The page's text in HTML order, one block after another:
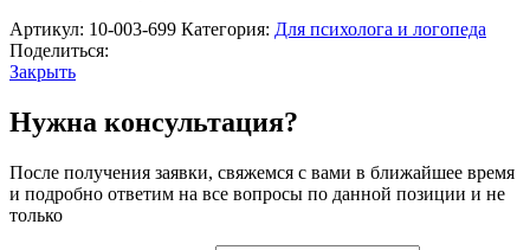
Артикул: 10-003-699 Категория: Для психолога и логопеда
Поделиться:
Закрыть
Нужна консультация?
После получения заявки, свяжемся с вами в ближайшее время
и подробно ответим на все вопросы по данной позиции и не
только